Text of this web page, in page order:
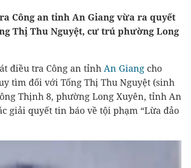
Công an tỉnh An Giang vừa ra quyết
Thị Thu Nguyệt, cư trú phường Long
điều tra Công an tỉnh An Giang cho
tìm đối với Tống Thị Thu Nguyệt (sinh
Thịnh 8, phường Long Xuyên, tỉnh An
giải quyết tin báo về tội phạm “Lừa đảo